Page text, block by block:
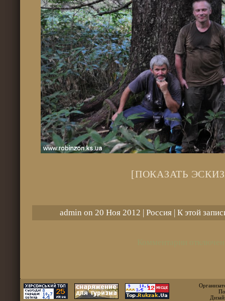
[ПОКАЗАТЬ
admin on 20 Ноя 2012 | Россия| К этой